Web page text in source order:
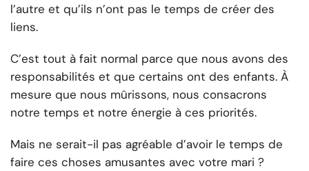
l’autre et qu’ils n’ont pas le temps de créer des
liens.
C’est tout à fait normal parce que nous avons des
responsabilités et que certains ont des enfants. À
mesure que nous mûrissons, nous consacrons
notre temps et notre énergie à ces priorités.
Mais ne serait-il pas agréable d’avoir le temps de
faire ces choses amusantes avec votre mari ?